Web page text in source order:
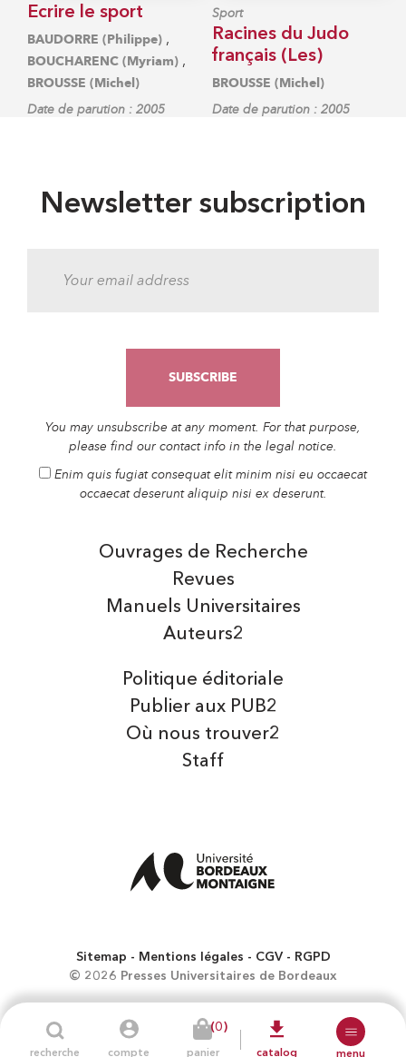
recherche compte
(0)
panier catalog menu
Ecrire le sport
BAUDORRE (Philippe) ,
BOUCHARENC (Myriam) ,
BROUSSE (Michel)
Date de parution : 2005
Sport
Racines du Judo
français (Les)
BROUSSE (Michel)
Date de parution : 2005
Newsletter subscription
You may unsubscribe at any moment. For that purpose,
please find our contact info in the legal notice.
Enim quis fugiat consequat elit minim nisi eu occaecat
occaecat deserunt aliquip nisi ex deserunt.
Auteurs2
Manuels Universitaires
Ouvrages de Recherche
Revues
Politique éditoriale
Publier aux PUB2
Où nous trouver2
Staff
Sitemap Mentions légales CGV
RGPD
© 2026 Presses Universitaires de Bordeaux